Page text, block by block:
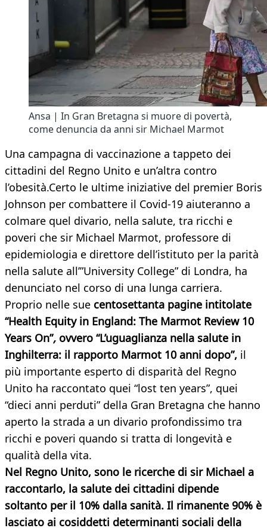
Ansa | In Gran Bretagna si muore di povertà,
come denuncia da anni sir Michael Marmot
Una campagna di vaccinazione a tappeto dei
cittadini del Regno Unito e un’altra contro
l’obesità.Certo le ultime iniziative del premier Boris
Johnson per combattere il Covid-19 aiuteranno a
colmare quel divario, nella salute, tra ricchi e
poveri che sir Michael Marmot, professore di
epidemiologia e direttore dell’istituto per la parità
nella salute all’”University College” di Londra, ha
denunciato nel corso di una lunga carriera.
Proprio nelle sue centosettanta pagine intitolate
“Health Equity in England: The Marmot Review 10
Years On”, ovvero “L’uguaglianza nella salute in
Inghilterra: il rapporto Marmot 10 anni dopo”, il
più importante esperto di disparità del Regno
Unito ha raccontato quei “lost ten years”, quei
“dieci anni perduti” della Gran Bretagna che hanno
aperto la strada a un divario profondissimo tra
ricchi e poveri quando si tratta di longevità e
qualità della vita.
Nel Regno Unito, sono le ricerche di sir Michael a
raccontarlo, la salute dei cittadini dipende
soltanto per il 10% dalla sanità. Il rimanente 90% è
lasciato ai cosiddetti determinanti sociali della